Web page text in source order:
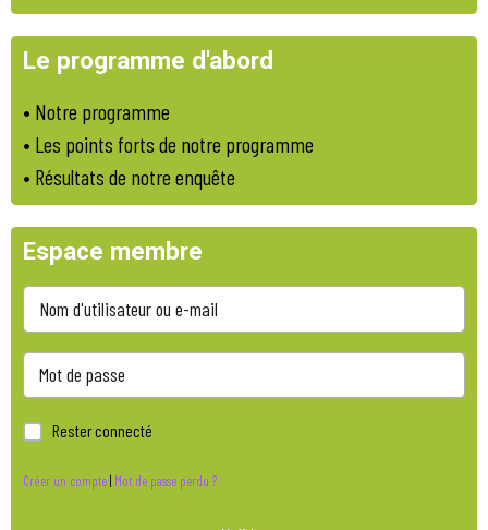
Le programme d'abord
• Notre programme
• Les points forts de notre programme
• Résultats de notre enquête
Espace membre
Rester connecté
Créer un compte| Mot de passe perdu ?